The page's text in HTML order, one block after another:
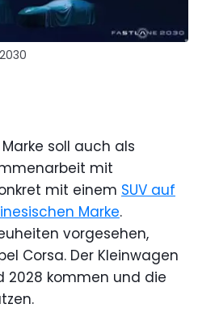
Marke soll auch als
mit
mit einem SUV auf
Marke.
vorgesehen,
Corsa. Der Kleinwagen
2028 kommen und die